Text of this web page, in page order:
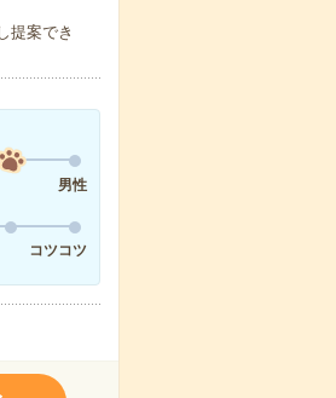
提案でき
男性
コツコツ